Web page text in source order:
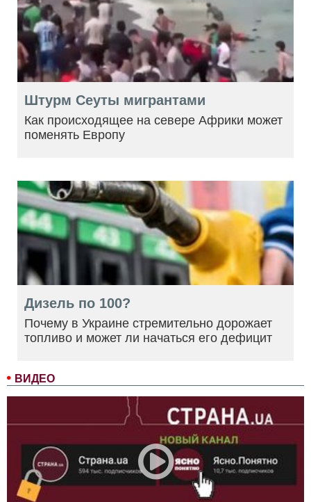
ВИДЕО
Штурм Сеуты мигрантами
Как происходящее на севере Африки может
поменять Европу
Дизель по 100?
Почему в Украине стремительно дорожает
топливо и может ли начаться его дефицит